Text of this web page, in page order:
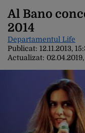
Al Bano
2014
Departamentul Life
Publicat: 12.11.2013,
Actualizat: